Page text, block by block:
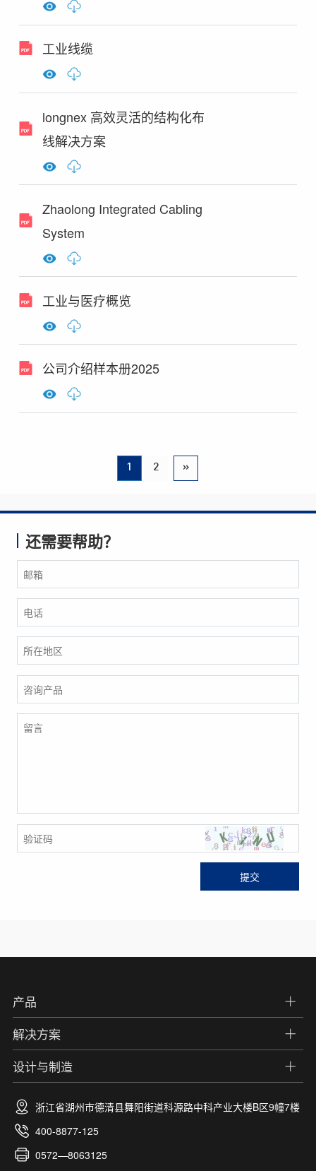
工业线缆
longnex 高效灵活的结构化布
线解决方案
Zhaolong Integrated Cabling
System
工业与医疗概览
公司介绍样本册2025
1 2 »
还需要帮助？
产品
解决方案
设计与制造
浙江省湖州市德清县舞阳街道科源路中科产业大楼B区9幢7楼
400-8877-125
0572—8063125